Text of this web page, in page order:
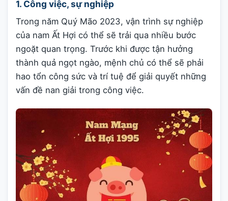
1. Công việc, sự nghiệp
Trong năm Quý Mão 2023, vận trình sự nghiệp
của nam Ất Hợi có thể sẽ trải qua nhiều bước
ngoặt quan trọng. Trước khi được tận hưởng
thành quả ngọt ngào, mệnh chủ có thể sẽ phải
hao tổn công sức và trí tuệ để giải quyết những
vấn đề nan giải trong công việc.